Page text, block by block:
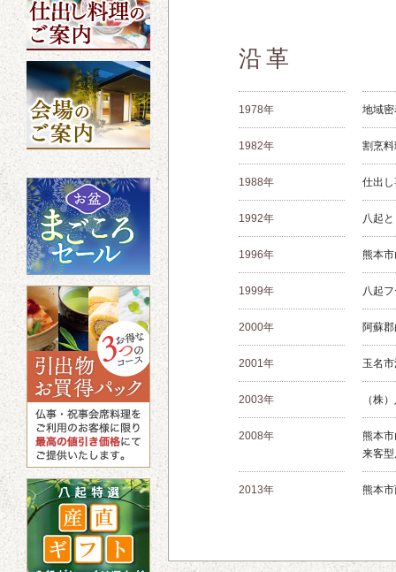
沿革
1978年 地域
1982年 割烹
1988年 仕出
1992年 八起
1996年 熊本
1999年 八起
2000年 阿蘇
2001年 玉名
2003年 （株
2008年
熊本
来客
2013年 熊本